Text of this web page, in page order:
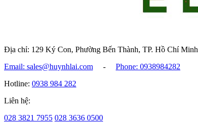
Địa chỉ: 129 Ký Con, Phường Bến Thành, TP. Hồ Chí Minh
Email: sales@huynhlai.com
-
Phone: 0938984282
Hotline: 0938 984 282
Liên hệ:
028 3821 7955 028 3636 0500